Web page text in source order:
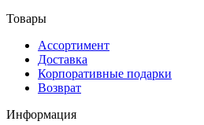
Товары
Ассортимент
Доставка
Корпоративные подарки
Возврат
Информация